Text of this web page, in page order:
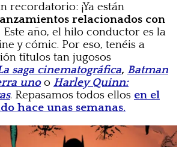
recordatorio: ¡Ya están
relacionados con
Este año, el hilo conductor es la
y cómic. Por eso, tenéis a
títulos tan jugosos
saga cinematográfica, Batman
unoo Harley Quinn:
. Repasamos todos ellos en el
hace unas semanas.